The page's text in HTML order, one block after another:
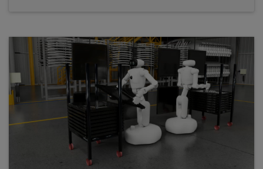
输电网络升级、土地征用以及资本投资。 这一挑战正
在重塑全球对 AI 能源基础设施的认知。 Eco Wave
Power 是 NVIDIA 初创加速计划可持续未来倡议
(Sustainable F